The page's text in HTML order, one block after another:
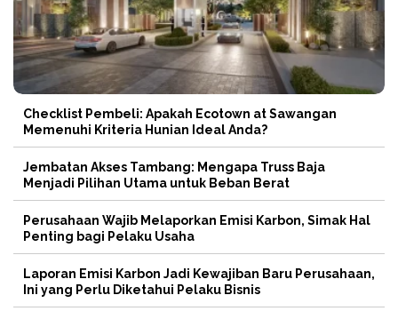
Checklist Pembeli: Apakah Ecotown at Sawangan
Memenuhi Kriteria Hunian Ideal Anda?
Jembatan Akses Tambang: Mengapa Truss Baja
Menjadi Pilihan Utama untuk Beban Berat
Perusahaan Wajib Melaporkan Emisi Karbon, Simak Hal
Penting bagi Pelaku Usaha
Laporan Emisi Karbon Jadi Kewajiban Baru Perusahaan,
Ini yang Perlu Diketahui Pelaku Bisnis